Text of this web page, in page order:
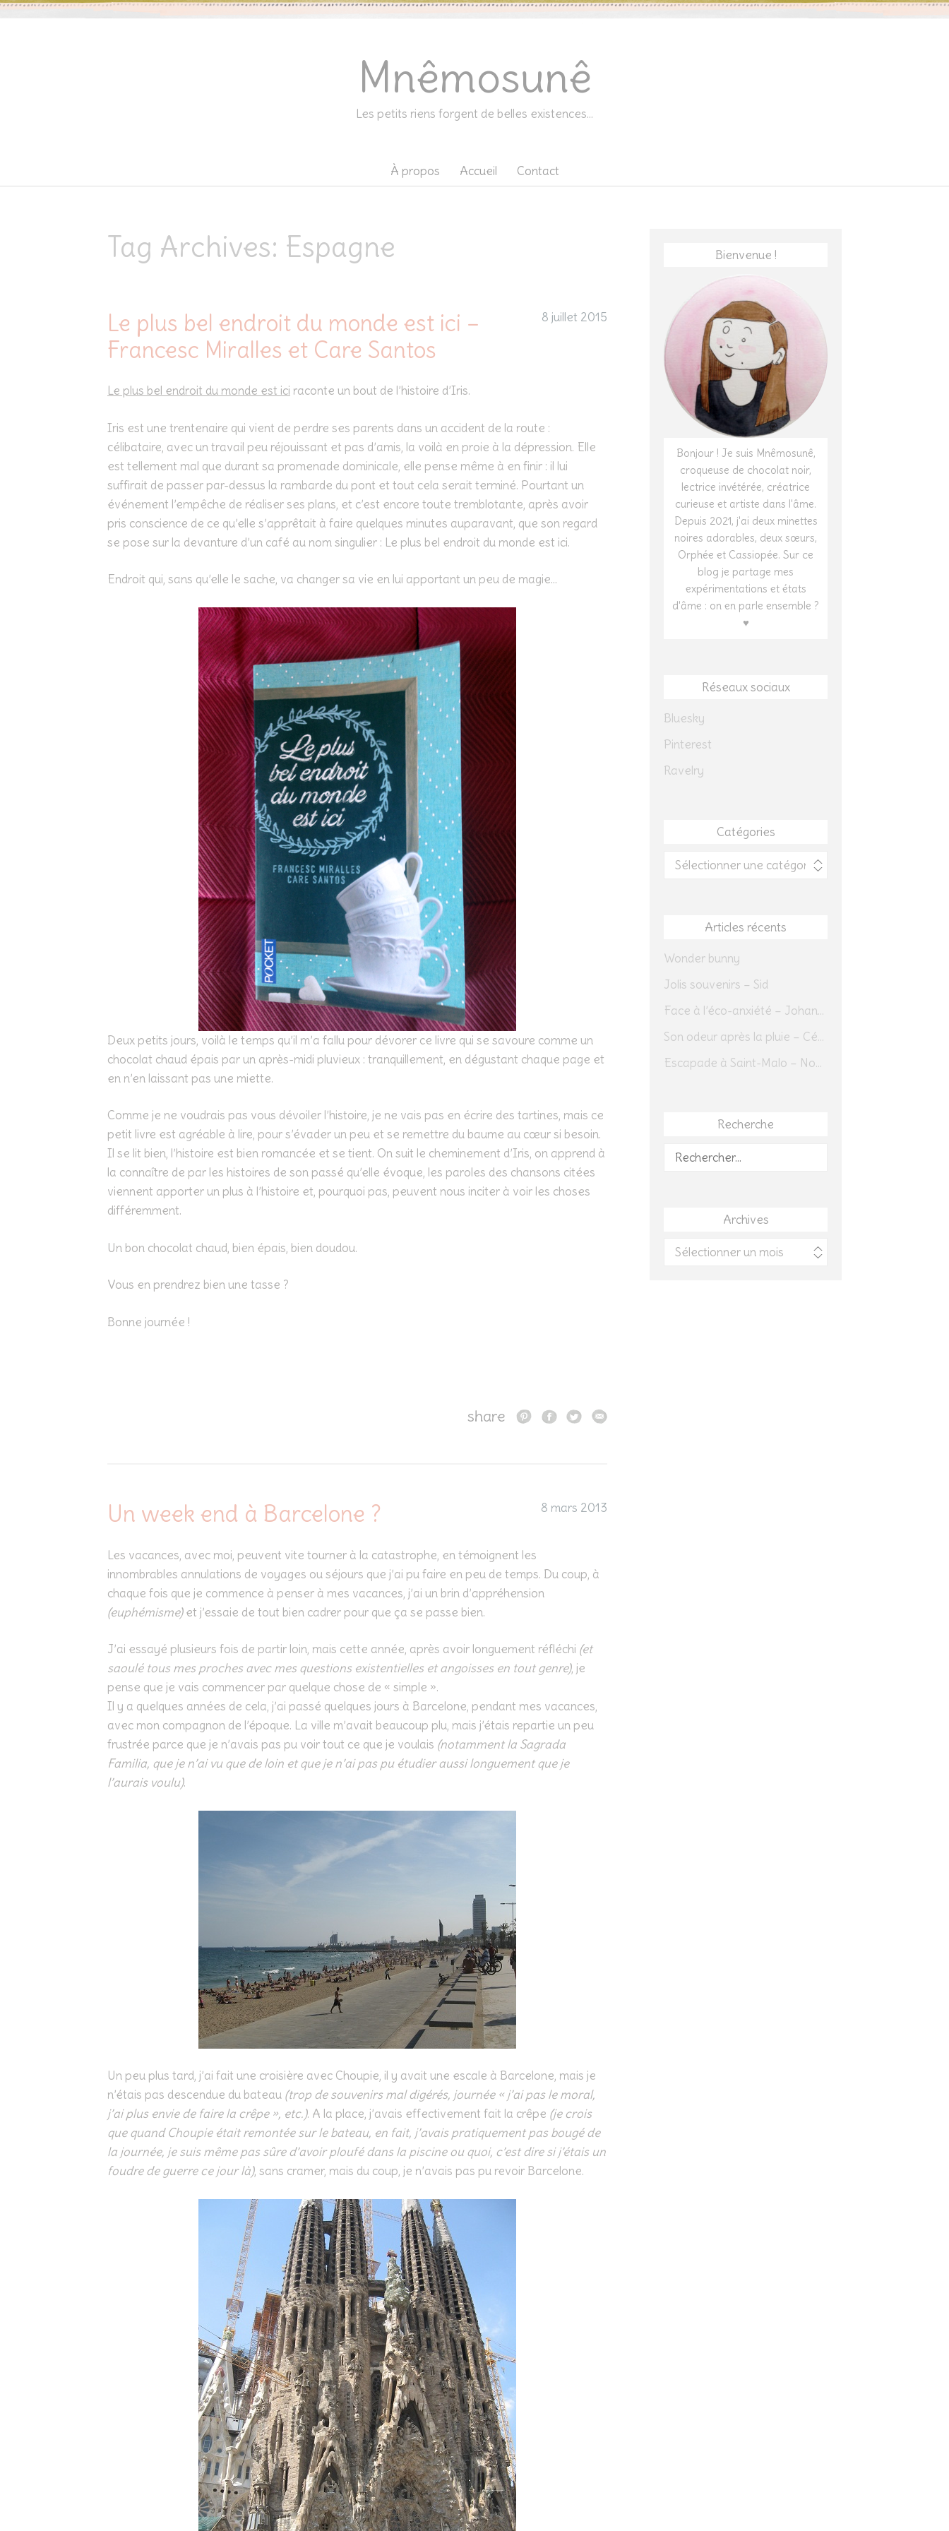
Mnêmosunê
Les petits riens forgent de belles existences…
À propos Accueil Contact
Tag Archives: Espagne
Le plus bel endroit du monde est ici –
Francesc Miralles et Care Santos
8 juillet 2015
Le plus bel endroit du monde est ici raconte un bout de l’histoire d’Iris.
Iris est une trentenaire qui vient de perdre ses parents dans un accident de la route :
célibataire, avec un travail peu réjouissant et pas d’amis, la voilà en proie à la dépression. Elle
est tellement mal que durant sa promenade dominicale, elle pense même à en finir : il lui
suffirait de passer par-dessus la rambarde du pont et tout cela serait terminé. Pourtant un
événement l’empêche de réaliser ses plans, et c’est encore toute tremblotante, après avoir
pris conscience de ce qu’elle s’apprêtait à faire quelques minutes auparavant, que son regard
se pose sur la devanture d’un café au nom singulier : Le plus bel endroit du monde est ici.
Endroit qui, sans qu’elle le sache, va changer sa vie en lui apportant un peu de magie…
Deux petits jours, voilà le temps qu’il m’a fallu pour dévorer ce livre qui se savoure comme un
chocolat chaud épais par un après-midi pluvieux : tranquillement, en dégustant chaque page et
en n’en laissant pas une miette.
Comme je ne voudrais pas vous dévoiler l’histoire, je ne vais pas en écrire des tartines, mais ce
petit livre est agréable à lire, pour s’évader un peu et se remettre du baume au cœur si besoin.
Il se lit bien, l’histoire est bien romancée et se tient. On suit le cheminement d’Iris, on apprend à
la connaître de par les histoires de son passé qu’elle évoque, les paroles des chansons citées
viennent apporter un plus à l’histoire et, pourquoi pas, peuvent nous inciter à voir les choses
différemment.
Un bon chocolat chaud, bien épais, bien doudou.
Vous en prendrez bien une tasse ?
Bonne journée !
share
Un week end à Barcelone ? 8 mars 2013
Les vacances, avec moi, peuvent vite tourner à la catastrophe, en témoignent les
innombrables annulations de voyages ou séjours que j’ai pu faire en peu de temps. Du coup, à
chaque fois que je commence à penser à mes vacances, j’ai un brin d’appréhension
(euphémisme)et j’essaie de tout bien cadrer pour que ça se passe bien.
J’ai essayé plusieurs fois de partir loin, mais cette année, après avoir longuement réfléchi (et
saoulé tous mes proches avec mes questions existentielles et angoisses en tout genre), je
pense que je vais commencer par quelque chose de « simple ».
Il y a quelques années de cela, j’ai passé quelques jours à Barcelone, pendant mes vacances,
avec mon compagnon de l’époque. La ville m’avait beaucoup plu, mais j’étais repartie un peu
frustrée parce que je n’avais pas pu voir tout ce que je voulais (notamment la Sagrada
Familia, que je n’ai vu que de loin et que je n’ai pas pu étudier aussi longuement que je
l’aurais voulu).
Un peu plus tard, j’ai fait une croisière avec Choupie, il y avait une escale à Barcelone, mais je
n’étais pas descendue du bateau (trop de souvenirs mal digérés, journée « j’ai pas le moral,
j’ai plus envie de faire la crêpe », etc.). A la place, j’avais effectivement fait la crêpe (je crois
que quand Choupie était remontée sur le bateau, en fait, j’avais pratiquement pas bougé de
la journée, je suis même pas sûre d’avoir ploufé dans la piscine ou quoi, c’est dire si j’étais un
foudre de guerre ce jour là), sans cramer, mais du coup, je n’avais pas pu revoir Barcelone.
Bienvenue !
Bonjour ! Je suis Mnêmosunê,
croqueuse de chocolat noir,
lectrice invétérée, créatrice
curieuse et artiste dans l'âme.
Depuis 2021, j'ai deux minettes
noires adorables, deux sœurs,
Orphée et Cassiopée. Sur ce
blog je partage mes
expérimentations et états
d'âme : on en parle ensemble ?
♥
Réseaux sociaux
Bluesky
Pinterest
Ravelry
Catégories
Catégories
Articles récents
Wonder bunny
Jolis souvenirs – Sid
Face à l’éco-anxiété – Johannes Herrmann
Son odeur après la pluie – Cédric Sapin-Defour
Escapade à Saint-Malo – Novembre 2025 – Jour 1
Recherche
Rechercher :
Archives
Archives